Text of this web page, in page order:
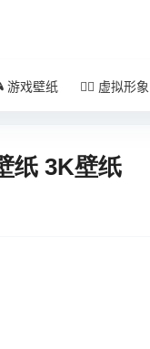
游戏壁纸 🧚‍♀️ 虚拟形象
纸 3K壁纸